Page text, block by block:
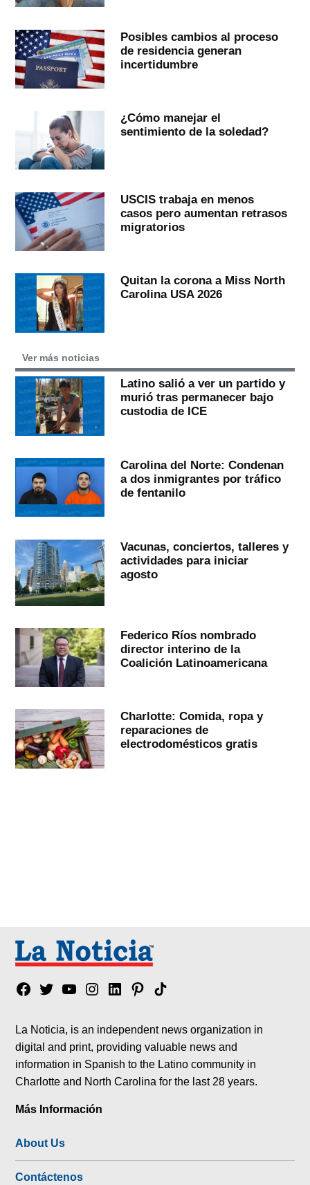
Posibles cambios al proceso
de residencia generan
incertidumbre
¿Cómo manejar el
sentimiento de la soledad?
USCIS trabaja en menos
casos pero aumentan retrasos
migratorios
Quitan la corona a Miss North
Carolina USA 2026
Ver más noticias
Latino salió a ver un partido y
murió tras permanecer bajo
custodia de ICE
Carolina del Norte: Condenan
a dos inmigrantes por tráfico
de fentanilo
Vacunas, conciertos, talleres y
actividades para iniciar
agosto
Federico Ríos nombrado
director interino de la
Coalición Latinoamericana
Charlotte: Comida, ropa y
reparaciones de
electrodomésticos gratis
Facebook
TwitterYouTubeInstagram
LinkedinPinterest
Tik
La Noticia, is an independent news organization in
digital and print, providing valuable news and
information in Spanish to the Latino community in
Charlotte and North Carolina for the last 28 years.
Más Información
About Us
Contáctenos